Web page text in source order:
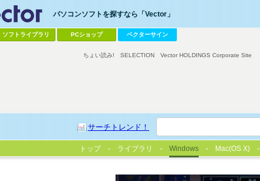
パソコンソフトを探すなら「Vector」
ソフトライブラリ PCショップ ベクターサイン
サーチトレンド！
ちょい読み! SELECTION Vector HOLDINGS Corporate Site
トップ ライブラリ Windows Mac(OS X)